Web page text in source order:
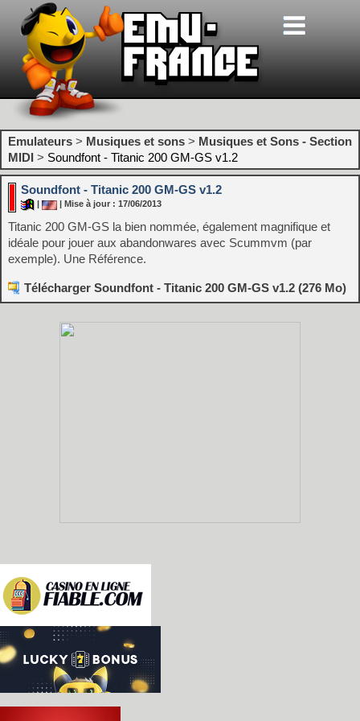
Emulateurs > Musiques et sons > Musiques et Sons - Section
MIDI > Soundfont - Titanic 200 GM-GS v1.2
Soundfont - Titanic 200 GM-GS v1.2
| Mise à jour : 17/06/2013
Titanic 200 GM-GS la bien nommée, également magnifique et
idéale pour jouer aux abandonwares avec Scummvm (par
exemple). Une Référence.
Télécharger Soundfont - Titanic 200 GM-GS v1.2 (276 Mo)